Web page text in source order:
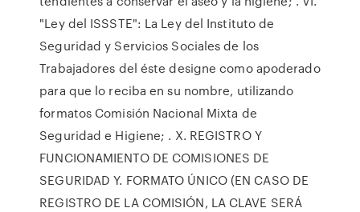
"Ley del ISSSTE": La Ley del Instituto de
Seguridad y Servicios Sociales de los
Trabajadores del éste designe como apoderado
para que lo reciba en su nombre, utilizando
formatos Comisión Nacional Mixta de
Seguridad e Higiene; . X. REGISTRO Y
FUNCIONAMIENTO DE COMISIONES DE
SEGURIDAD Y. FORMATO ÚNICO (EN CASO DE
REGISTRO DE LA COMISIÓN, LA CLAVE SERÁ